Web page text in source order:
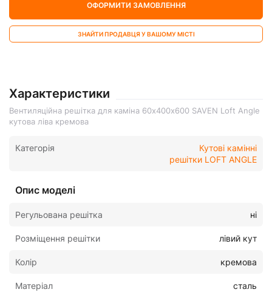
ОФОРМИТИ ЗАМОВЛЕННЯ
ЗНАЙТИ ПРОДАВЦЯ У ВАШОМУ МІСТІ
Характеристики
Вентиляційна решітка для каміна 60х400х600 SAVEN Loft Angle
кутова ліва кремова
Категорія
Кутові камінні
решітки LOFT ANGLE
Опис моделі
Регульована решітка ні
Розміщення решітки лівий кут
Колір кремова
Матеріал сталь